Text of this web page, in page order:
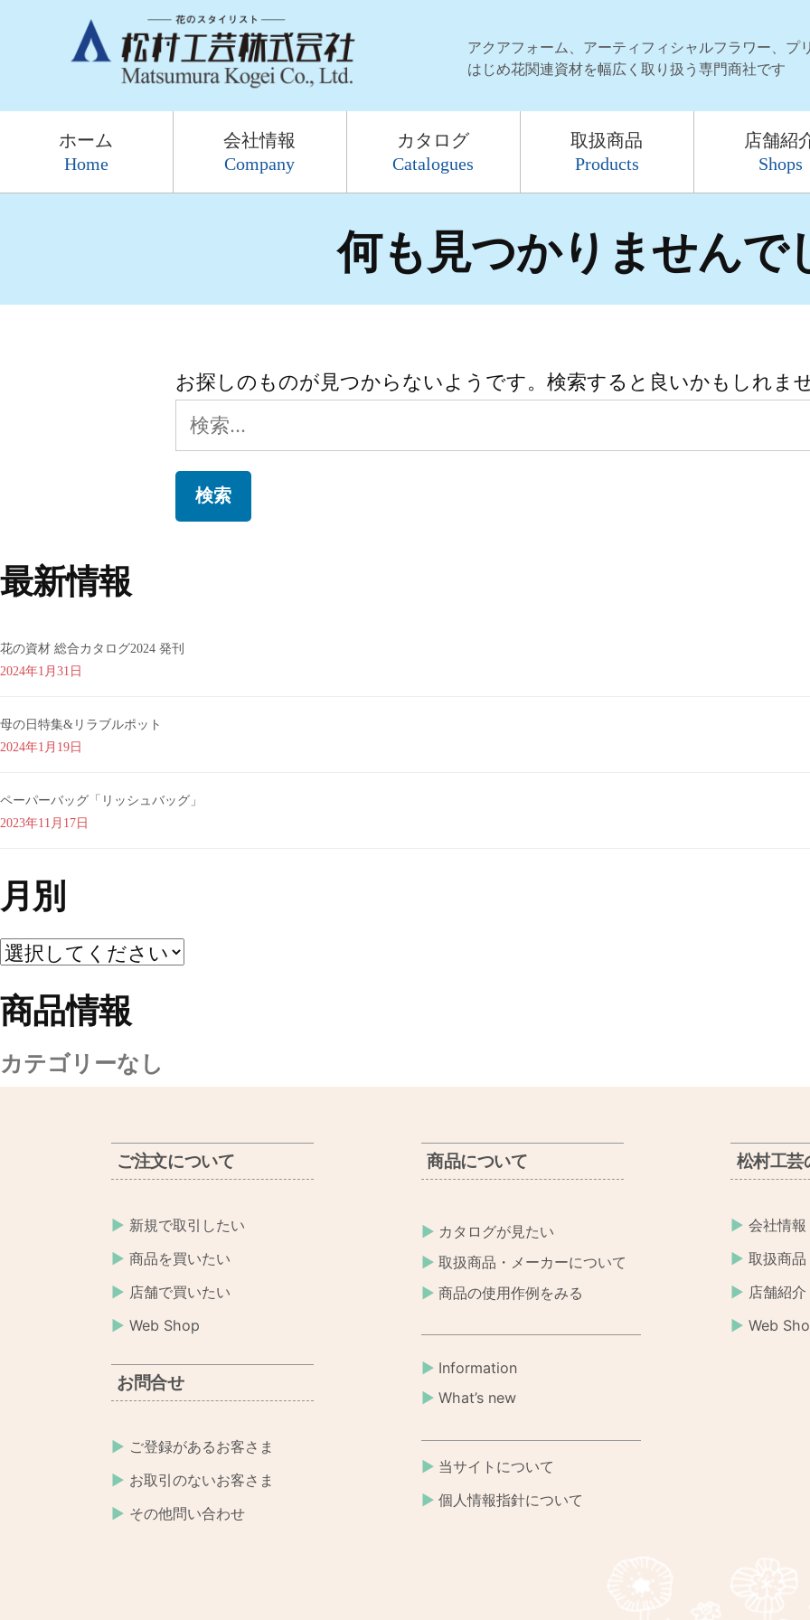
アクアフォーム、アーティフィシャルフラワー、プ
はじめ花関連資材を幅広く取り扱う専門商社です
ホーム
Home
会社情報
Company
カタログ
Catalogues
取扱商品
Products
店舗紹
Shops
何も見つかりませんで
お探しのものが見つからないようです。検索すると良いかもしれま
検
索:
最新情報
花の資材 総合カタログ2024 発刊
2024年1月31日
母の日特集&リラブルポット
2024年1月19日
ペーパーバッグ「リッシュバッグ」
2023年11月17日
月別
商品情報
カテゴリーなし
ご注文について
新規で取引したい
商品を買いたい
店舗で買いたい
Web Shop
お問合せ
ご登録があるお客さま
お取引のないお客さま
その他問い合わせ
商品について
カタログが見たい
取扱商品・メーカーについて
商品の使用作例をみる
Information
What’s new
当サイトについて
個人情報指針について
松村工芸
会社情報
取扱商品
店舗紹介
Web